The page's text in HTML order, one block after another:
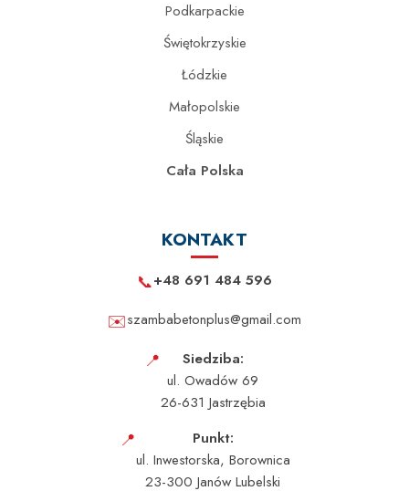
Podkarpackie
Świętokrzyskie
Łódzkie
Małopolskie
Śląskie
Cała Polska
KONTAKT
📞+48 691 484 596
✉️szambabetonplus@gmail.com
📍
Siedziba:
ul. Owadów 69
26-631 Jastrzębia
📍
Punkt:
ul. Inwestorska, Borownica
23-300 Janów Lubelski